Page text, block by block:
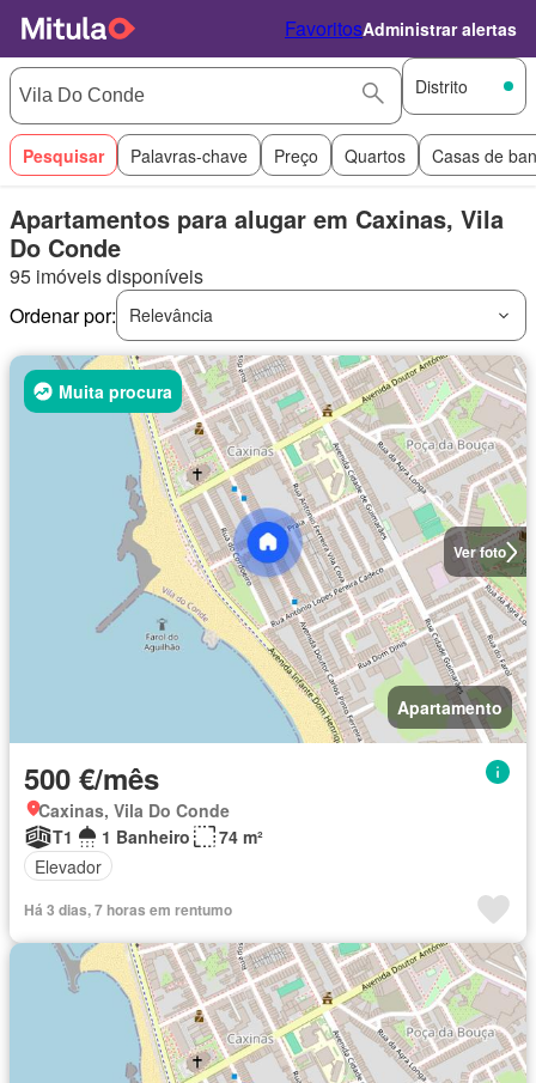
FavoritosAdministrar alertas
Distrito
Pesquisar Palavras-chave Preço Quartos Casas de
Apartamentos para alugar em Caxinas, Vila
Do Conde
95 imóveis disponíveis
Ordenar por:
Relevância
Ver foto
Muita procura
Apartamento
500 €/mês
Caxinas, Vila Do Conde
T1
1 Banheiro
74 m²
Elevador
Há 3 dias, 7 horas em rentumo